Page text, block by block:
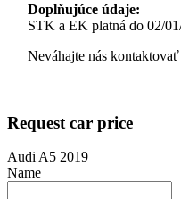
Doplňujúce údaje:
STK a EK platná do 02/
Neváhajte nás
Request car price
Audi A5 2019
Name